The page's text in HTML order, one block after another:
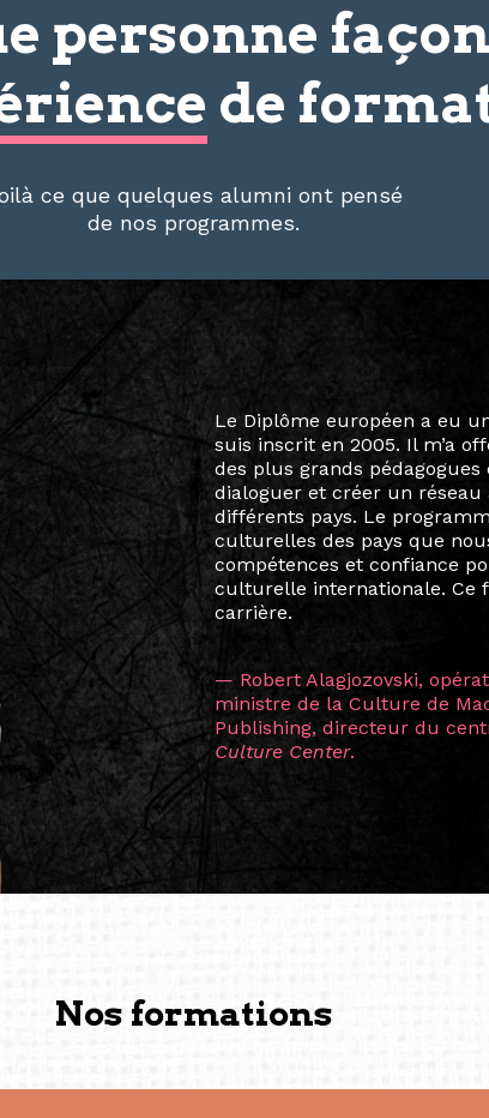
personne
de
ce que quelques alumni ont pensé
de nos programmes.
Le destin a voulu que ma vie
arts soient étroitement liées.
Marcel Hicter, j’ai intégré un
vibrant, qui s’est étendu
quelques mois, j’invitais
allant de Baguio City à
Manille, Tokyo et Varsovie,
consistant à connecter des
continents.
L’une des rencontres les
consœur HicterienneRuthe
la vision ont transformé ma
Singapour à Berlin pendant
les amitiés forgées durant
solidité et m’encouragent à
vers de nouvelles possibilités.
— Vanini Belarmino
(Photography: Geric Cruz)